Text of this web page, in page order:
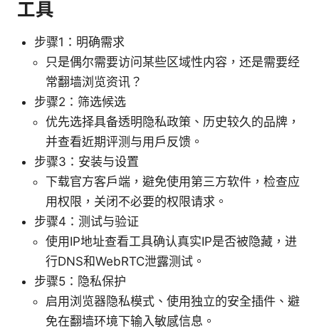
工具
步骤1：明确需求
只是偶尔需要访问某些区域性内容，还是需要经
常翻墙浏览资讯？
步骤2：筛选候选
优先选择具备透明隐私政策、历史较久的品牌，
并查看近期评测与用户反馈。
步骤3：安装与设置
下载官方客户端，避免使用第三方软件，检查应
用权限，关闭不必要的权限请求。
步骤4：测试与验证
使用IP地址查看工具确认真实IP是否被隐藏，进
行DNS和WebRTC泄露测试。
步骤5：隐私保护
启用浏览器隐私模式、使用独立的安全插件、避
免在翻墙环境下输入敏感信息。